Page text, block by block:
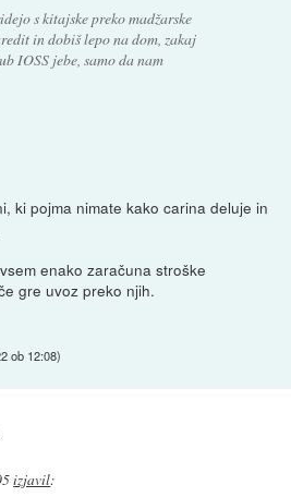
s kitajske preko madžarske
in dobiš lepo na dom, zakaj
IOSS jebe, samo da nam
ki pojma nimate kako carina deluje in
enako zaračuna stroške
gre uvoz preko njih.
ob 12:08)
izjavil: